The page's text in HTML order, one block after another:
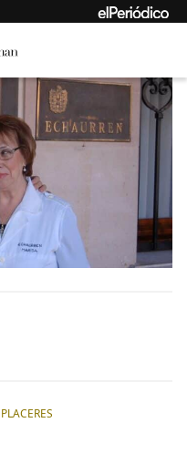
PLACERES